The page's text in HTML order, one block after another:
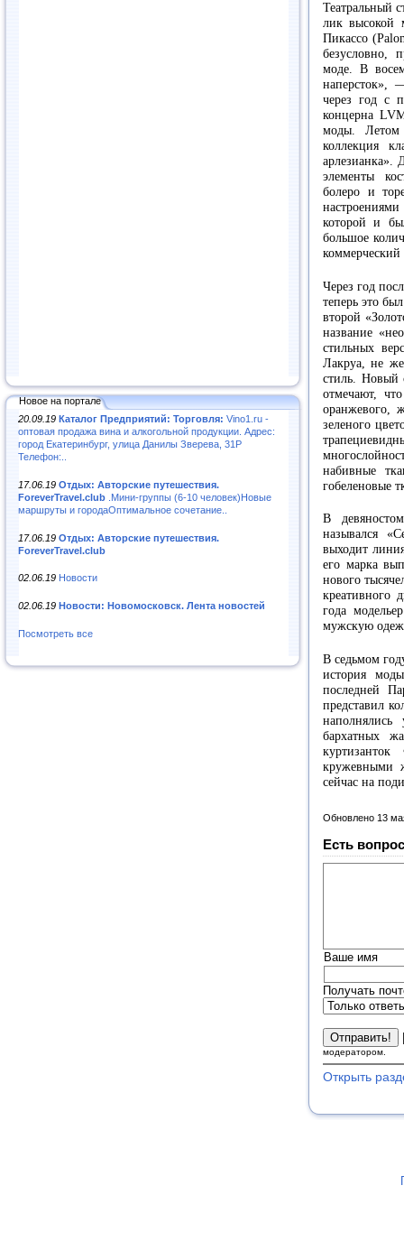
Новое на портале
20.09.19 Каталог Предприятий: Торговля: Vino1.ru -
оптовая продажа вина и алкогольной продукции. Адрес:
город Екатеринбург, улица Данилы Зверева, 31Р
Телефон:..
17.06.19 Отдых: Авторские путешествия.
ForeverTravel.club .Мини-группы (6-10 человек)Новые
маршруты и городаОптимальное сочетание..
17.06.19 Отдых: Авторские путешествия.
ForeverTravel.club
02.06.19 Новости
02.06.19 Новости: Новомосковск. Лента новостей
Посмотреть все
Театральный
лик высокой
Пикассо
безусловно,
моде. В
наперсток»,
через год с
концерна
моды. Летом
коллекция
арлезианка».
элементы
болеро и
которой и
большое
коммерческий
Через год
теперь это
второй
название
стильных
Лакруа, не
стиль. Новый
отмечают,
оранжевого,
зеленого
набивные
гобеленовые
В
назывался
выходит
его марка
нового
креативного
года
мужскую
В седьмом
история
последней
представил
бархатных
кружевными
сейчас на
Обновлено 13
Есть
Ваше имя
Получать
модератором.
Открыть